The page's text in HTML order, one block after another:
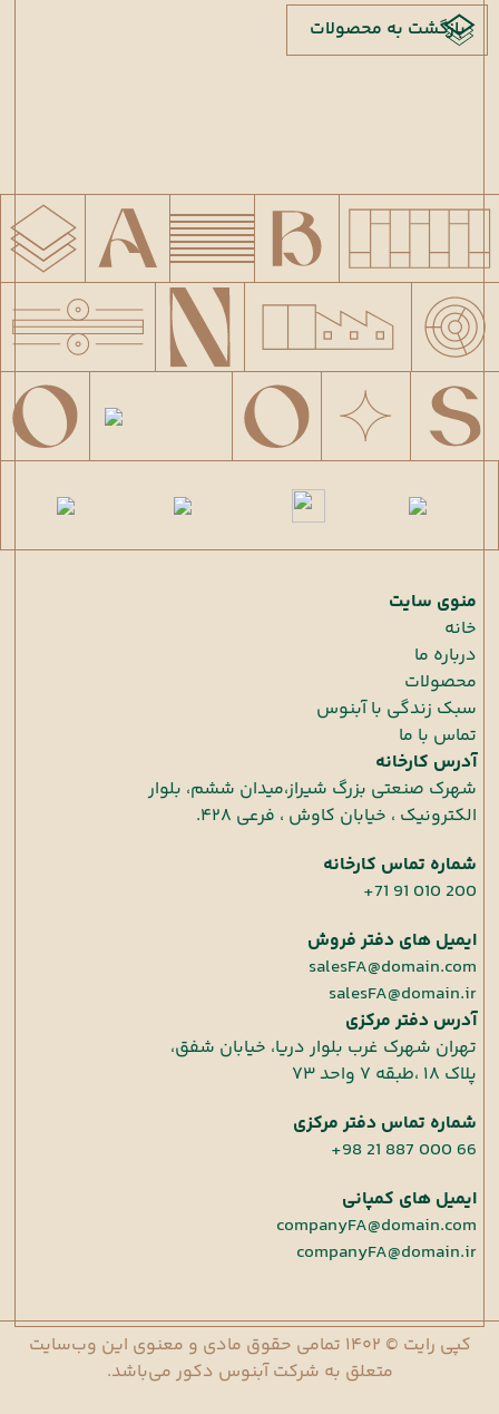
بازگشت به محصولات
منوی سایت
خانه
درباره ما
محصولات
سبک زندگی با آبنوس
تماس با ما
آدرس کارخانه
شهرک صنعتی بزرگ شیراز،میدان ششم، بلوار
الکترونیک ، خیابان کاوش ، فرعی ۴۲۸.
شماره تماس کارخانه
+71 91 010 200
ایمیل های دفتر فروش
salesFA@domain.com
salesFA@domain.ir
آدرس دفتر مرکزی
تهران شهرک غرب بلوار دریا، خیابان شفق،
پلاک ۱۸ ،طبقه ۷ واحد ۷۳
شماره تماس دفتر مرکزی
+98 21 887 000 66
ایمیل های کمپانی
companyFA@domain.com
companyFA@domain.ir
کپی رایت © ۱۴۰۲ تمامی حقوق مادی و معنوی این وب‌سایت
متعلق به شرکت آبنوس دکور می‌باشد.